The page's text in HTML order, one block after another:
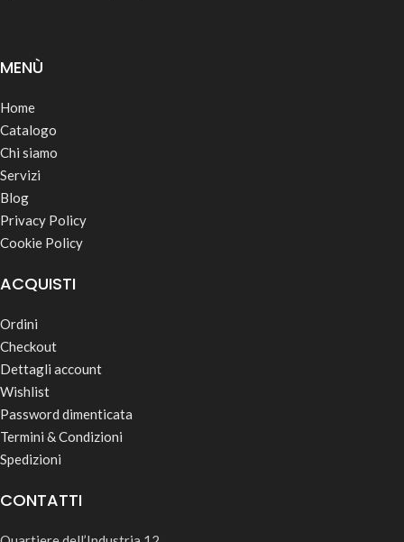
MENÙ
Home
Catalogo
Chi siamo
Servizi
Blog
Privacy Policy
Cookie Policy
ACQUISTI
Ordini
Checkout
Dettagli account
Wishlist
Password dimenticata
Termini & Condizioni
Spedizioni
CONTATTI